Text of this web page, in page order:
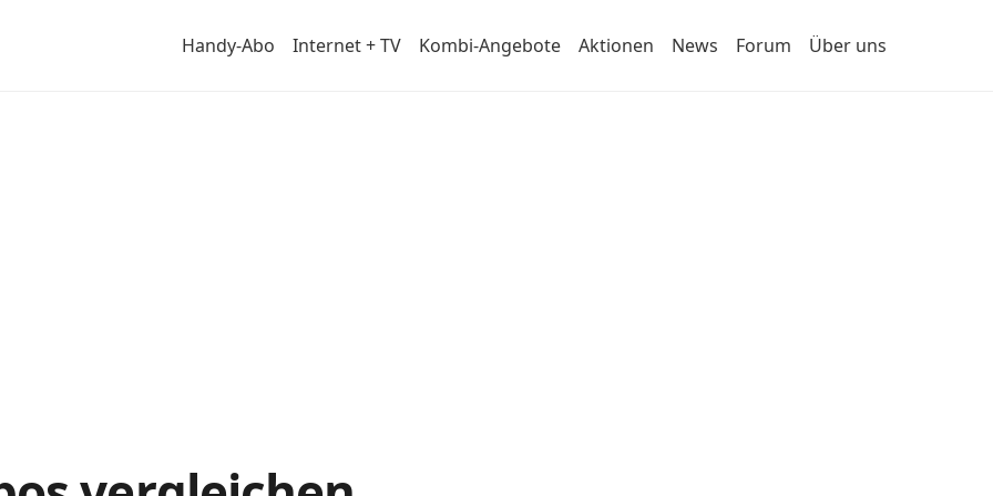
Handy-Abo Internet + TV Kombi-Angebote Aktionen News Forum Über uns